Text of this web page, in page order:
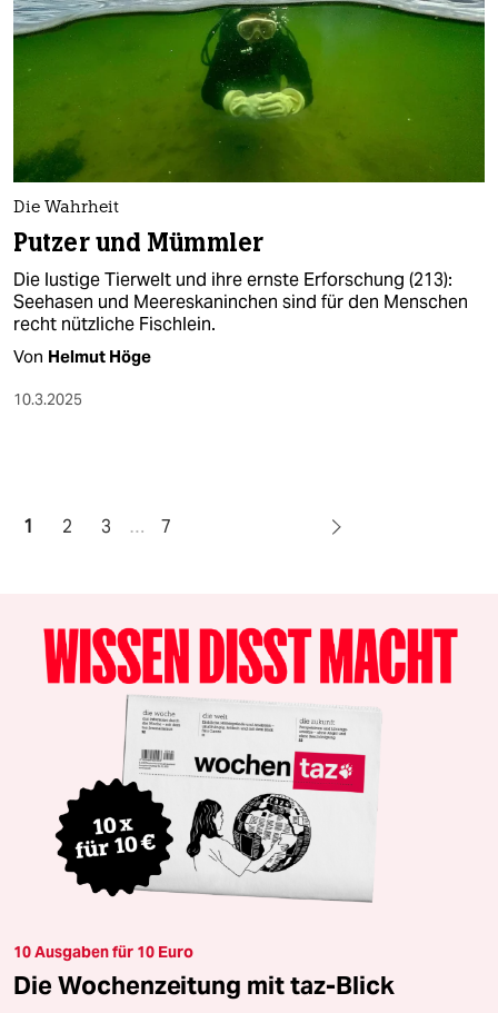
Die Wahrheit
Putzer und Mümmler
Die lustige Tierwelt und ihre ernste Erforschung (213):
Seehasen und Meereskaninchen sind für den Menschen
recht nützliche Fischlein.
Von Helmut Höge
10.3.2025
1 2 3 … 7
10 Ausgaben für 10 Euro
Die Wochenzeitung mit taz-Blick